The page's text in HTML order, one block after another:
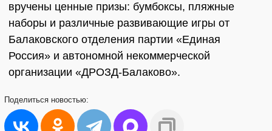
вручены ценные призы: бумбоксы, пляжные
наборы и различные развивающие игры от
Балаковского отделения партии «Единая
Россия» и автономной некоммерческой
организации «ДРОЗД-Балаково».
Поделиться новостью: